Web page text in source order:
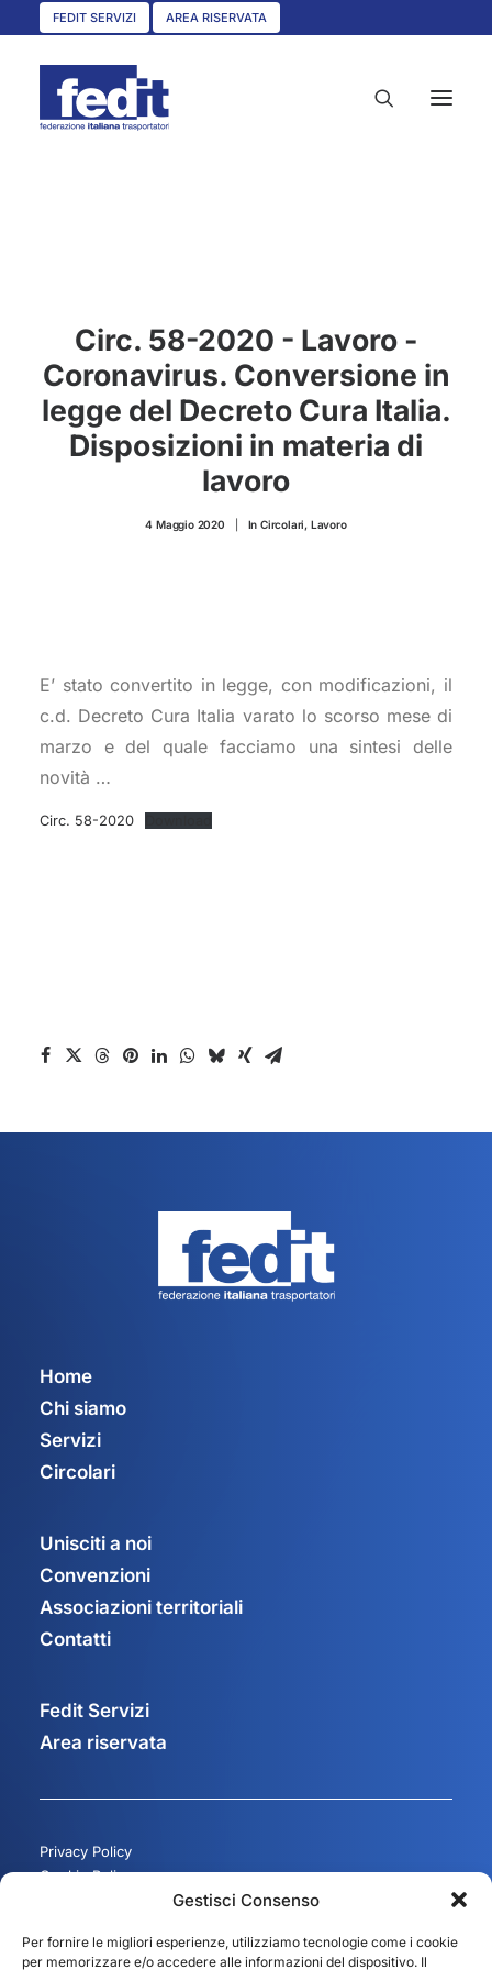
Gestisci Consenso
Per fornire le migliori esperienze, utilizziamo tecnologie come i cookie
per memorizzare e/o accedere alle informazioni del dispositivo. Il
FEDIT SERVIZI AREA RISERVATA
CIRCOLARI
UNISCITI A NOI
CONVENZIONI
ASSOCIAZIONI TERRITORIALI
Circ. 58-2020 - Lavoro -
Coronavirus. Conversione in
legge del Decreto Cura Italia.
Disposizioni in materia di
lavoro
4 Maggio 2020 In Circolari, Lavoro
E’ stato convertito in legge, con modificazioni, il
c.d. Decreto Cura Italia varato lo scorso mese di
marzo e del quale facciamo una sintesi delle
novità …
Circ. 58-2020
Home
Chi siamo
Servizi
Circolari
Unisciti a noi
Convenzioni
Associazioni territoriali
Contatti
Fedit Servizi
Area riservata
Privacy Policy
Cookie Policy